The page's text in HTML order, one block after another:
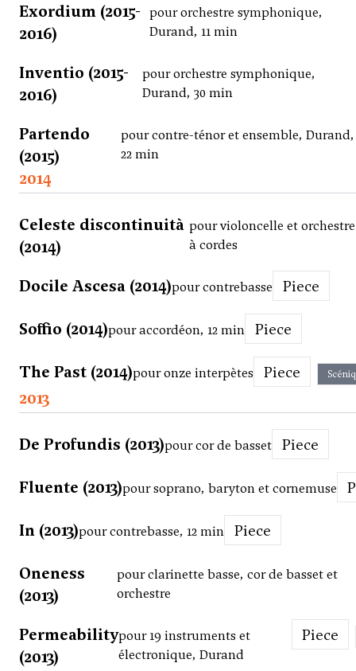
Exordium (2015-
2016)
pour orchestre symphonique,
Durand, 11 min
Inventio (2015-
2016)
pour orchestre symphonique,
Durand, 30 min
Partendo
(2015)
pour contre-ténor et ensemble, Durand,
22 min
2014
Celeste discontinuità
(2014)
pour violoncelle et orchestre
à cordes
Docile Ascesa (2014)pour contrebasse Piece
Soffio (2014)pour accordéon, 12 min Piece
The Past (2014)pour onze interpètes Piece
2013
De Profundis (2013)pour cor de basset Piece
Fluente (2013)pour soprano, baryton et cornemuse
In (2013)pour contrebasse, 12 min Piece
Oneness
(2013)
pour clarinette basse, cor de basset et
orchestre
Permeability
(2013)
pour 19 instruments et
électronique, Durand
Piece